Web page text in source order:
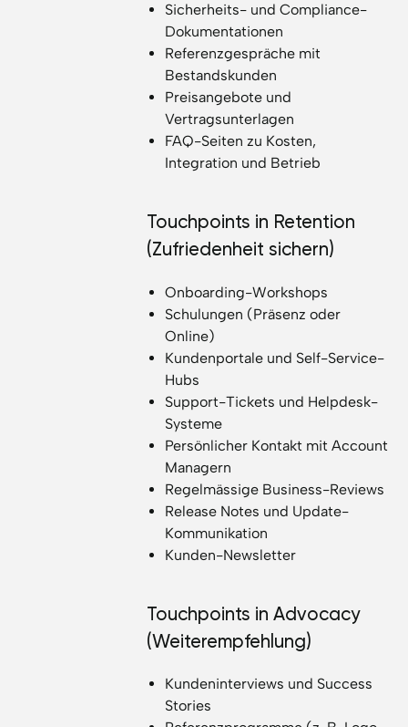
Sicherheits- und Compliance-
Dokumentationen
Referenzgespräche mit
Bestandskunden
Preisangebote und
Vertragsunterlagen
FAQ-Seiten zu Kosten,
Integration und Betrieb
Touchpoints in Retention
(Zufriedenheit sichern)
Onboarding-Workshops
Schulungen (Präsenz oder
Online)
Kundenportale und Self-Service-
Hubs
Support-Tickets und Helpdesk-
Systeme
Persönlicher Kontakt mit Account
Managern
Regelmässige Business-Reviews
Release Notes und Update-
Kommunikation
Kunden-Newsletter
Touchpoints in Advocacy
(Weiterempfehlung)
Kundeninterviews und Success
Stories